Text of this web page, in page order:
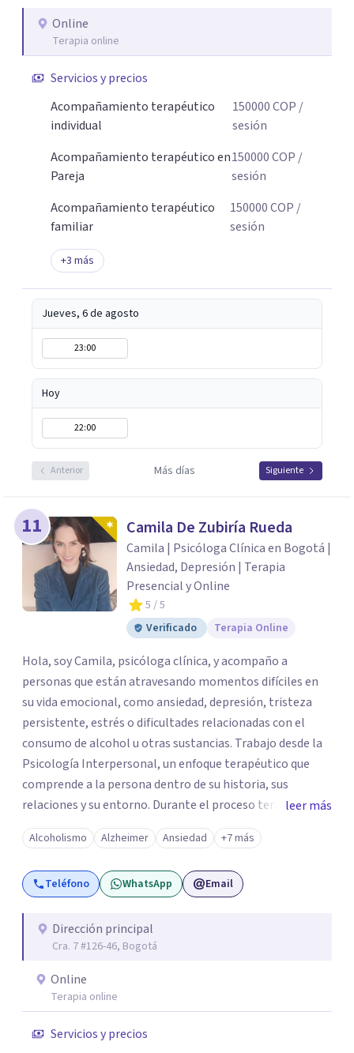
Online
Terapia online
Servicios y precios
Acompañamiento terapéutico
individual
150000COP /
sesión
Acompañamiento terapéutico en
Pareja
150000COP /
sesión
Acompañamiento terapéutico
familiar
150000COP /
sesión
+3 más
Jueves, 6 de agosto
23:00
Hoy
22:00
Anterior Más días Siguiente
11 Camila De Zubiría Rueda
Camila | Psicóloga Clínica en Bogotá |
Ansiedad, Depresión | Terapia
Presencial y Online
5 / 5
Verificado
Terapia Online
Hola, soy Camila, psicóloga clínica, y acompaño a
personas que están atravesando momentos difíciles en
su vida emocional, como ansiedad, depresión, tristeza
persistente, estrés o dificultades relacionadas con el
consumo de alcohol u otras sustancias. Trabajo desde la
Psicología Interpersonal, un enfoque terapéutico que
comprende a la persona dentro de su historia, sus
relaciones y su entorno. Durante el proceso terapéutico
exploramos cómo tus experiencias pasadas, tus vínculos
y tu contexto actual influyen en tu bienestar emocional,
con el objetivo de generar cambios significativos y
duraderos en tu vida. Mi propósito como psicóloga es
puedas sentirte escuchado(a). En terapia trabajaremos
juntos para identificar tus recursos personales, fortalecer
maneras de afrontar aquello que hoy te genera malestar.
Atiendo presencial en Bogotá y también terapia online,
adaptándome a tus necesidades. Si sientes que es
leer más
Alcoholismo Alzheimer Ansiedad +7 más
Teléfono WhatsApp Email
Dirección principal
Cra. 7 #126-46, Bogotá
Online
Terapia online
Servicios y precios